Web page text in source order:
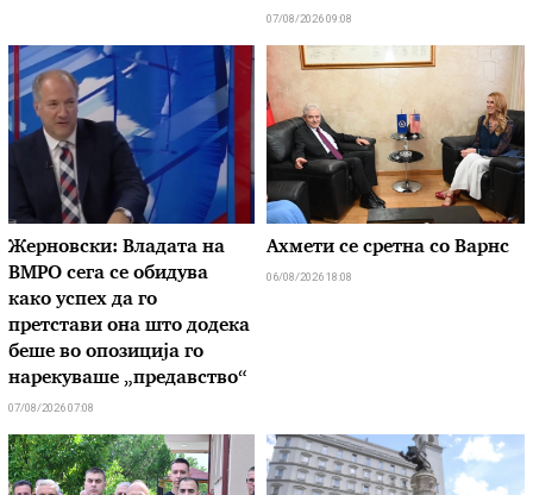
07/08/2026 09:08
Жерновски: Владата на
ВМРО сега се обидува
како успех да го
претстави она што додека
беше во опозиција го
нарекуваше „предавство“
07/08/2026 07:08
Ахмети се сретна со Варнс
06/08/2026 18:08